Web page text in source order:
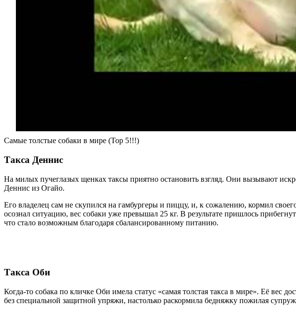
Самые толстые собаки в мире (Top 5!!!)
Такса Деннис
На милых пучеглазых щенках таксы приятно остановить взгляд. Они вызывают
Деннис из Огайо.
Его владелец сам не скупился на гамбургеры и пиццу, и, к сожалению, кормил
осознал ситуацию, вес собаки уже превышал 25 кг. В результате пришлось
что стало возможным благодаря сбалансированному питанию.
Такса Оби
Когда-то собака по кличке Оби имела статус «самая толстая такса в мире». Её вес
без специальной защитной упряжи, настолько раскормила бедняжку пожилая